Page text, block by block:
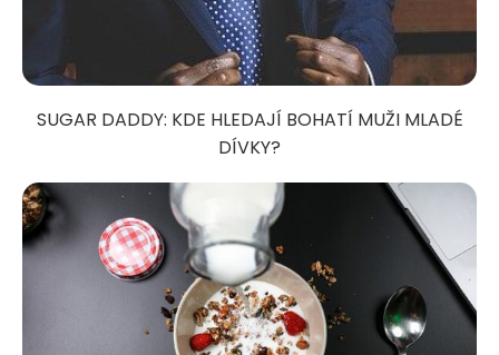
SUGAR DADDY: KDE HLEDAJÍ BOHATÍ MUŽI MLADÉ
DÍVKY?